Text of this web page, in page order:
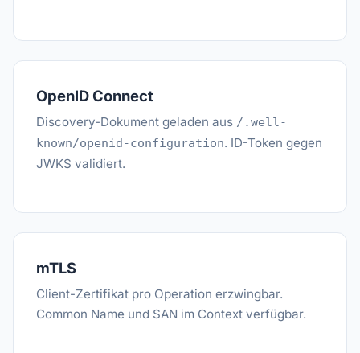
OpenID Connect
Discovery-Dokument geladen aus /.well-
known/openid-configuration. ID-Token gegen
JWKS validiert.
mTLS
Client-Zertifikat pro Operation erzwingbar.
Common Name und SAN im Context verfügbar.